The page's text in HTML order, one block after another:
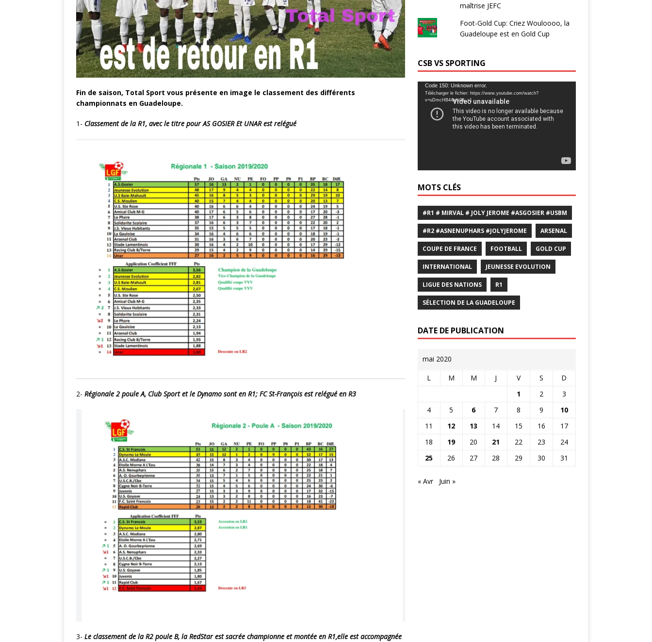
Fin de saison, Total Sport vous présente en image le classement des différents
championnats en Guadeloupe.
1- Classement de la R1, avec le titre pour AS GOSIER Et UNAR est relégué
2- Régionale 2 poule A, Club Sport et le Dynamo sont en R1; FC St-François est relégué en R3
3- Le classement de la R2 poule B, la RedStar est sacrée championne et montée en R1,elle est accompagnée
maîtrise JEFC
Foot-Gold Cup: Criez Wouloooo, la
Guadeloupe est en Gold Cup
CSB VS SPORTING
Lecteur
vidéo
Code 150: Unknown error.
Télécharger le fichier: https://www.youtube.com/watch?
v=uDmcHB44am0&_=1
MOTS CLÉS
#R1 # MIRVAL # JOLY JEROME #ASGOSIER #USBM
#R2 #ASNENUPHARS #JOLYJEROME ARSENAL
COUPE DE FRANCE FOOTBALL GOLD CUP
INTERNATIONAL JEUNESSE EVOLUTION
LIGUE DES NATIONS R1
SÉLECTION DE LA GUADELOUPE
DATE DE PUBLICATION
mai 2020
L M M J V S
D
1
2
3
4
5 6 7 8 9
10
11
12 13 14 15 16
17
18
19 20 21 22 23
24
25
26 27 28 29 30 31
« Avr Juin »